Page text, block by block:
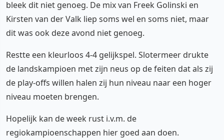
bleek dit niet genoeg. De mix van Freek Golinski en
Kirsten van der Valk liep soms wel en soms niet, maar
dit was ook deze avond niet genoeg.
Restte een kleurloos 4-4 gelijkspel. Slotermeer drukte
de landskampioen met zijn neus op de feiten dat als zij
de play-offs willen halen zij hun niveau naar een hoger
niveau moeten brengen.
Hopelijk kan de week rust i.v.m. de
regiokampioenschappen hier goed aan doen.